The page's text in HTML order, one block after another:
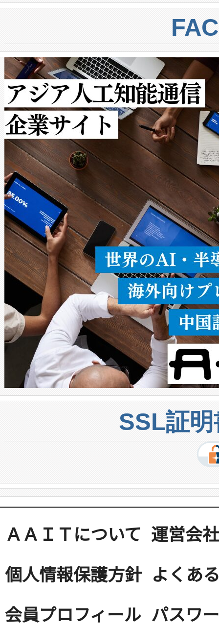
centers. Voltaiqは、ai&のAI
からシステム統合、試運転、
クルの各段階のデータを監視
[…]
トに対して約600メートルに
では、反射率10％のターゲッ
で向上し、最大検知距離は
ットだけで最大1キロメート
ルの変電所周囲を監視でき、
作業と点群処理を簡素化でき
Avia 2は、2種類のFOVオプシ
× 80°のノーマルモード、長
ードを切り替えて使用するこ
ることなく、単一のデバイス
うにします。遠距離まで届く
密度なスキャ […]
SSL証
ＡＡＩＴについて 運営会社
個人情報保護方針 よくあ
会員プロフィール パスワ